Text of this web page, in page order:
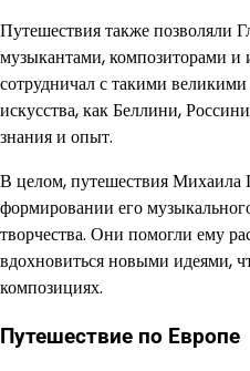
Путешествия также позволяли
музыкантами, композиторами и
сотрудничал с такими
искусства, как Беллини,
знания и опыт.
В целом, путешествия
формировании его
творчества. Они помогли ему
вдохновиться новыми идеями,
композициях.
Путешествие по Европе